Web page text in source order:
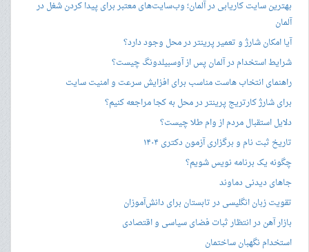
بهترین سایت کاریابی در آلمان؛ وب‌سایت‌های معتبر برای پیدا کردن شغل در
آلمان
آیا امکان شارژ و تعمیر پرینتر در محل وجود دارد؟
شرایط استخدام در آلمان پس از آوسبیلدونگ چیست؟
راهنمای انتخاب هاست مناسب برای افزایش سرعت و امنیت سایت
برای شارژ کارتریج پرینتر در محل به کجا مراجعه کنیم؟
دلایل استقبال مردم از وام طلا چیست؟
تاریخ ثبت نام و برگزاری آزمون دکتری ۱۴۰۴
چگونه یک برنامه نویس شویم؟
جاهای دیدنی دماوند
تقویت زبان انگلیسی در تابستان برای دانش‌آموزان
بازار آهن در انتظار ثبات فضای سیاسی و اقتصادی
استخدام نگهبان ساختمان